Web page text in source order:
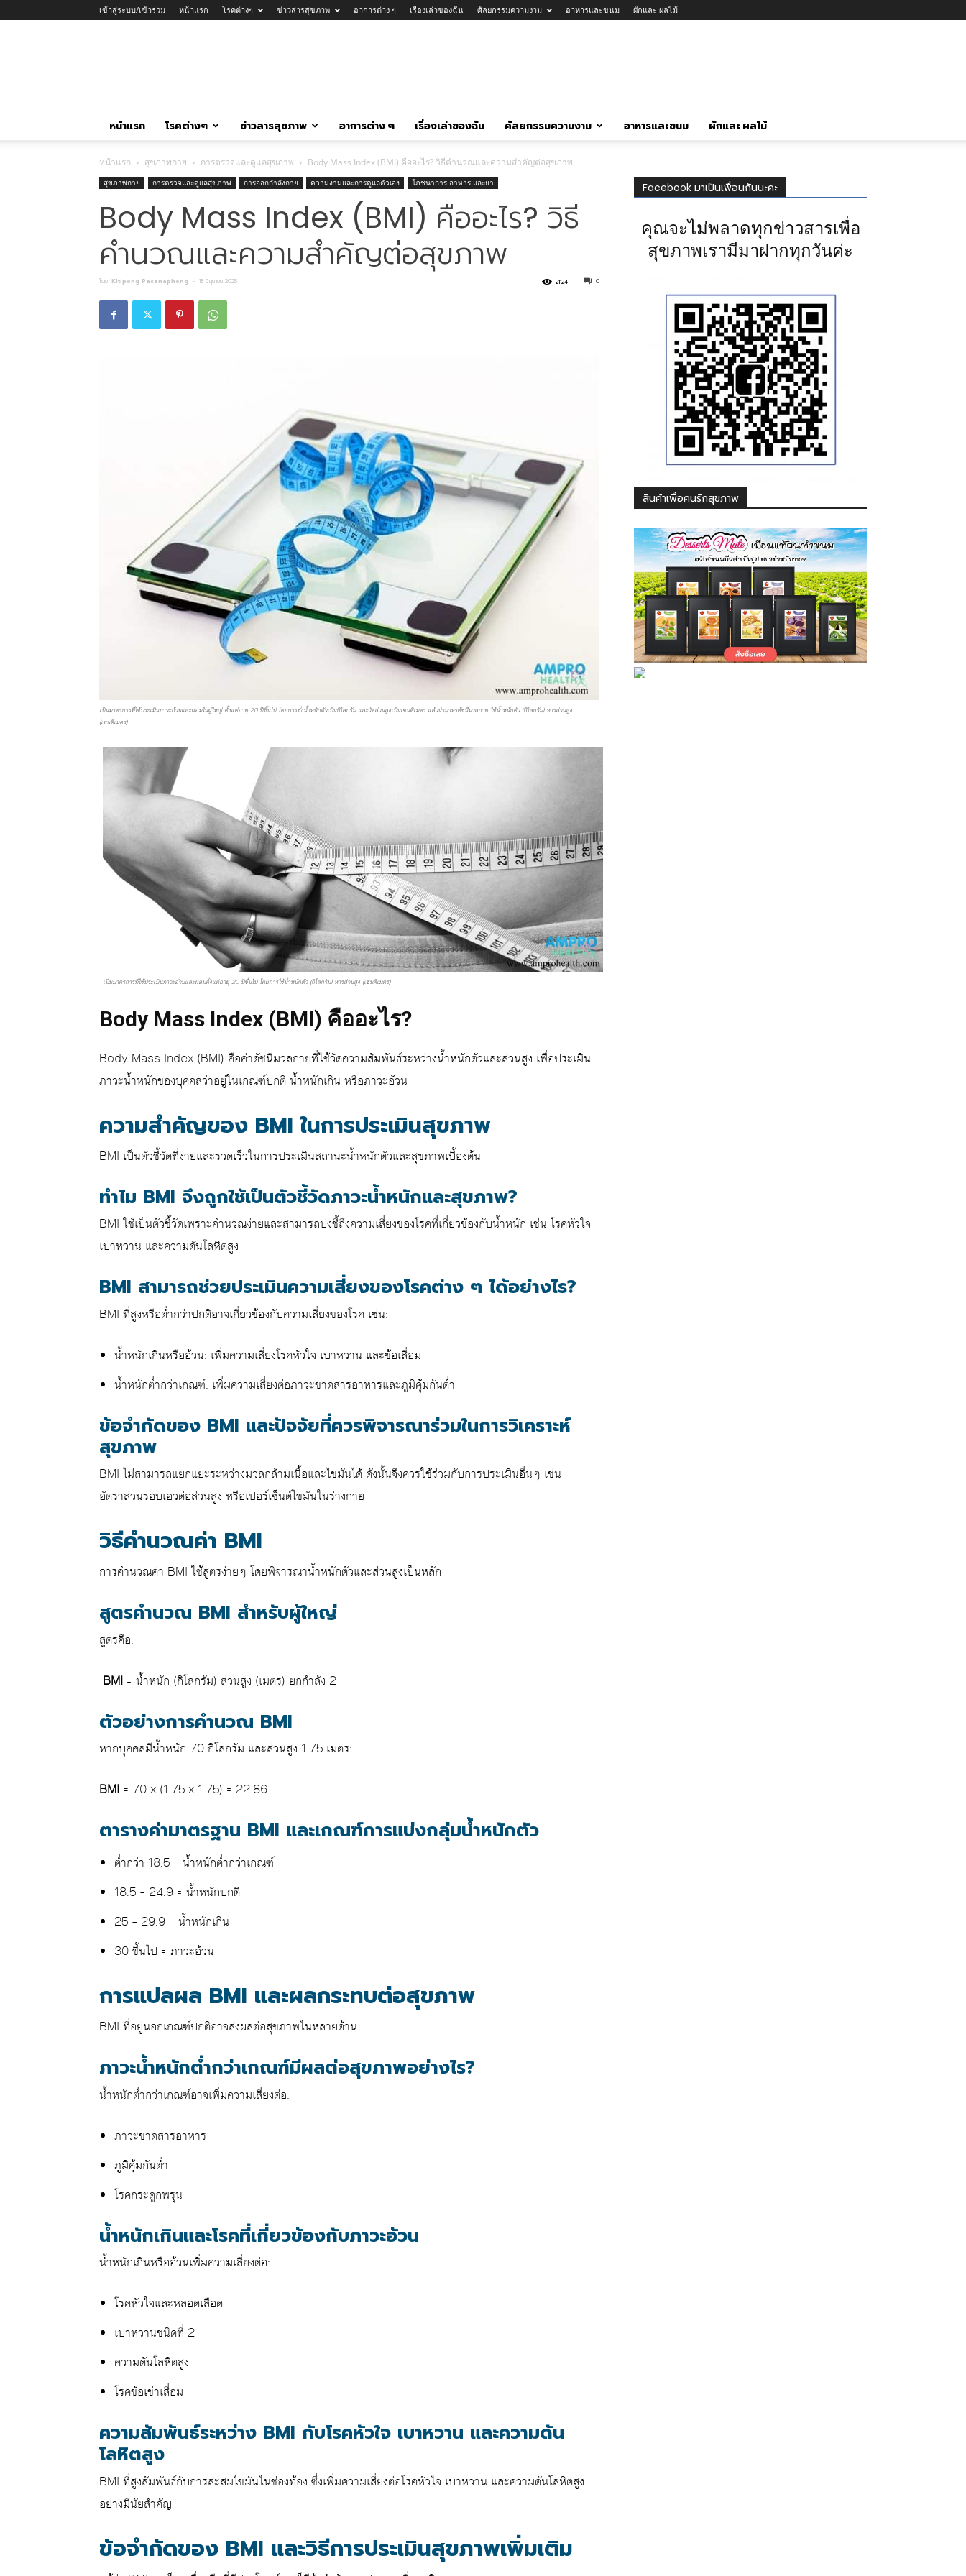
เข้าสู่ระบบ/เข้าร่วม หน้าแรก โรคต่างๆ ข่าวสารสุขภาพ อาการต่าง ๆ เรื่องเล่าของฉัน ศัลยกรรมความงาม อาหารและขนม ผักและ ผลไม้
หน้าแรก โรคต่างๆ ข่าวสารสุขภาพ อาการต่าง ๆ เรื่องเล่าของฉัน ศัลยกรรมความงาม อาหารและขนม ผักและ ผลไม้
หน้าแรก สุขภาพกาย การตรวจและดูแลสุขภาพ Body Mass Index (BMI) คืออะไร? วิธีคำนวณและความสำคัญต่อสุขภาพ
สุขภาพกาย การตรวจและดูแลสุขภาพ การออกกำลังกาย ความงามและการดูแลตัวเอง โภชนาการ อาหาร และยา
Body Mass Index (BMI) คืออะไร? วิธี
คำนวณและความสำคัญต่อสุขภาพ
โดย Kitipong Pasanaphong - 18 มิถุนายน 2025 0
21124
เป็นมาตรการที่ใช้ประเมินภาวะอ้วนและผอมในผู้ใหญ่ ตั้งแต่อายุ 20 ปีขึ้นไป โดยการชั่งน้ำหนักตัวเป็นกิโลกรัม และวัดส่วนสูงเป็นเซนติเมตร แล้วนำมาหาดัชนีมวลกาย ใช้น้ำหนักตัว (กิโลกรัม) หารส่วนสูง
(เซนติเมตร)
เป็นมาตรการที่ใช้ประเมินภาวะอ้วนและผอมตั้งแต่อายุ 20 ปีขึ้นไป โดยการใช้น้ำหนักตัว (กิโลกรัม) หารส่วนสูง (เซนติเมตร)
Body Mass Index (BMI) คืออะไร?
Body Mass Index (BMI) คือค่าดัชนีมวลกายที่ใช้วัดความสัมพันธ์ระหว่างน้ำหนักตัวและส่วนสูง เพื่อประเมิน
ภาวะน้ำหนักของบุคคลว่าอยู่ในเกณฑ์ปกติ น้ำหนักเกิน หรือภาวะอ้วน
ความสำคัญของ BMI ในการประเมินสุขภาพ
BMI เป็นตัวชี้วัดที่ง่ายและรวดเร็วในการประเมินสถานะน้ำหนักตัวและสุขภาพเบื้องต้น
ทำไม BMI จึงถูกใช้เป็นตัวชี้วัดภาวะน้ำหนักและสุขภาพ?
BMI ใช้เป็นตัวชี้วัดเพราะคำนวณง่ายและสามารถบ่งชี้ถึงความเสี่ยงของโรคที่เกี่ยวข้องกับน้ำหนัก เช่น โรคหัวใจ
เบาหวาน และความดันโลหิตสูง
BMI สามารถช่วยประเมินความเสี่ยงของโรคต่าง ๆ ได้อย่างไร?
BMI ที่สูงหรือต่ำกว่าปกติอาจเกี่ยวข้องกับความเสี่ยงของโรค เช่น:
น้ำหนักเกินหรืออ้วน: เพิ่มความเสี่ยงโรคหัวใจ เบาหวาน และข้อเสื่อม
น้ำหนักต่ำกว่าเกณฑ์: เพิ่มความเสี่ยงต่อภาวะขาดสารอาหารและภูมิคุ้มกันต่ำ
ข้อจำกัดของ BMI และปัจจัยที่ควรพิจารณาร่วมในการวิเคราะห์
สุขภาพ
BMI ไม่สามารถแยกแยะระหว่างมวลกล้ามเนื้อและไขมันได้ ดังนั้นจึงควรใช้ร่วมกับการประเมินอื่นๆ เช่น
อัตราส่วนรอบเอวต่อส่วนสูง หรือเปอร์เซ็นต์ไขมันในร่างกาย
วิธีคำนวณค่า BMI
การคำนวณค่า BMI ใช้สูตรง่ายๆ โดยพิจารณาน้ำหนักตัวและส่วนสูงเป็นหลัก
สูตรคำนวณ BMI สำหรับผู้ใหญ่
สูตรคือ:
BMI = น้ำหนัก (กิโลกรัม) ส่วนสูง (เมตร) ยกกำลัง 2
ตัวอย่างการคำนวณ BMI
หากบุคคลมีน้ำหนัก 70 กิโลกรัม และส่วนสูง 1.75 เมตร:
BMI = 70x (1.75x 1.75) = 22.86
ตารางค่ามาตรฐาน BMI และเกณฑ์การแบ่งกลุ่มน้ำหนักตัว
ต่ำกว่า 18.5 = น้ำหนักต่ำกว่าเกณฑ์
18.5 – 24.9 = น้ำหนักปกติ
25 – 29.9 = น้ำหนักเกิน
30 ขึ้นไป = ภาวะอ้วน
การแปลผล BMI และผลกระทบต่อสุขภาพ
BMI ที่อยู่นอกเกณฑ์ปกติอาจส่งผลต่อสุขภาพในหลายด้าน
ภาวะน้ำหนักต่ำกว่าเกณฑ์มีผลต่อสุขภาพอย่างไร?
น้ำหนักต่ำกว่าเกณฑ์อาจเพิ่มความเสี่ยงต่อ:
ภาวะขาดสารอาหาร
ภูมิคุ้มกันต่ำ
โรคกระดูกพรุน
น้ำหนักเกินและโรคที่เกี่ยวข้องกับภาวะอ้วน
น้ำหนักเกินหรืออ้วนเพิ่มความเสี่ยงต่อ:
โรคหัวใจและหลอดเลือด
เบาหวานชนิดที่ 2
ความดันโลหิตสูง
โรคข้อเข่าเสื่อม
ความสัมพันธ์ระหว่าง BMI กับโรคหัวใจ เบาหวาน และความดัน
โลหิตสูง
BMI ที่สูงสัมพันธ์กับการสะสมไขมันในช่องท้อง ซึ่งเพิ่มความเสี่ยงต่อโรคหัวใจ เบาหวาน และความดันโลหิตสูง
อย่างมีนัยสำคัญ
ข้อจำกัดของ BMI และวิธีการประเมินสุขภาพเพิ่มเติม
Facebook มาเป็นเพื่อนกันนะคะ
คุณจะไม่พลาดทุกข่าวสารเพื่อ
สุขภาพเรามีมาฝากทุกวันค่ะ
สินค้าเพื่อคนรักสุขภาพ